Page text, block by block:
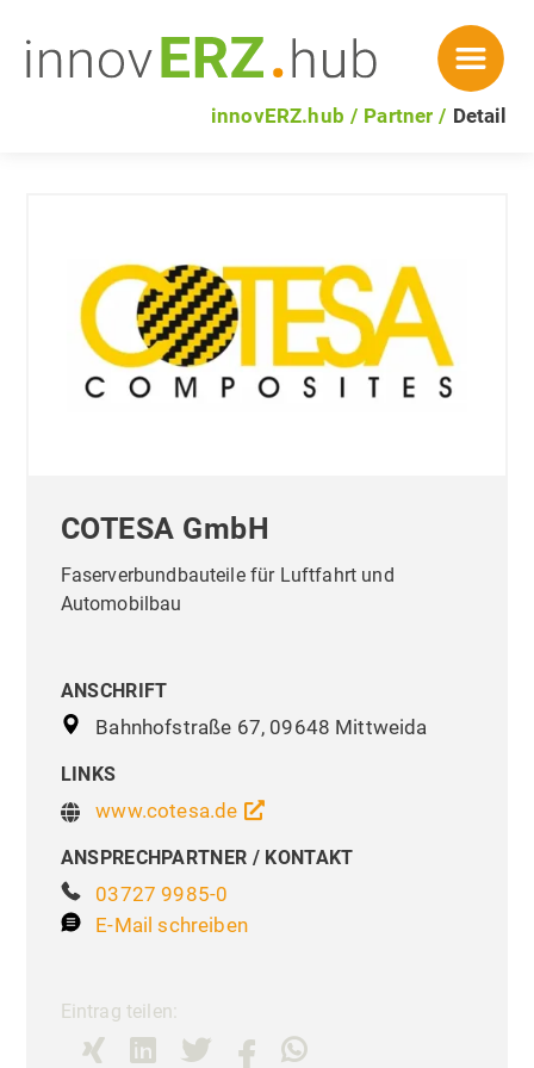
innovERZ.hub Partner Detail
COTESA GmbH
Faserverbundbauteile für Luftfahrt und
Automobilbau
ANSCHRIFT
Bahnhofstraße 67, 09648 Mittweida
LINKS
www.cotesa.de
ANSPRECHPARTNER / KONTAKT
03727 9985-0
E-Mail schreiben
Eintrag teilen: